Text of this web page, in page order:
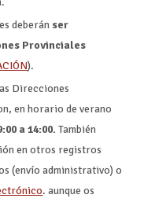
deberán ser
Provinciales
).
Direcciones
en horario de verano
a 14:00.También
en otros registros
(envío administrativo) o
. aunque os